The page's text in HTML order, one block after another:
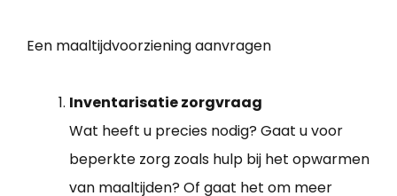
Een maaltijdvoorziening aanvragen
Inventarisatie zorgvraag
Wat heeft u precies nodig? Gaat u voor
beperkte zorg zoals hulp bij het opwarmen
van maaltijden? Of gaat het om meer